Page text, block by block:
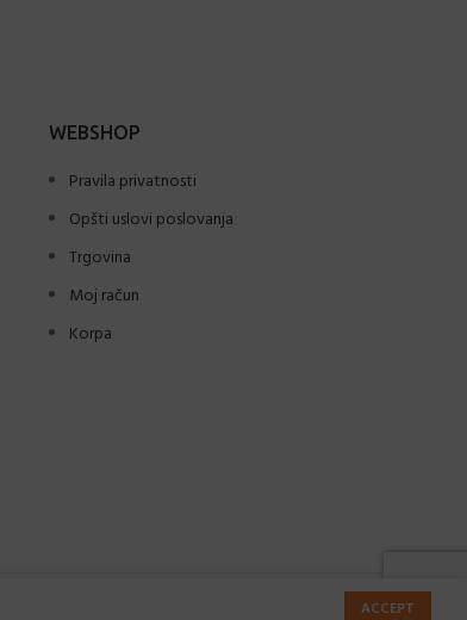
WEBSHOP
Pravila privatnosti
Opšti uslovi poslovanja
Trgovina
Moj račun
Korpa
Webtic.
ACCEPT